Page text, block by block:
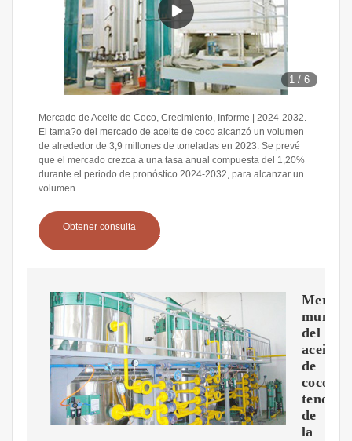
1 /6
Mercado de Aceite de Coco, Crecimiento, Informe | 2024-2032.
El tama?o del mercado de aceite de coco alcanzó un volumen
de alrededor de 3,9 millones de toneladas en 2023. Se prevé
que el mercado crezca a una tasa anual compuesta del 1,20%
durante el periodo de pronóstico 2024-2032, para alcanzar un
volumen
Obtener consulta
del
aceite
de
coco:
de
la